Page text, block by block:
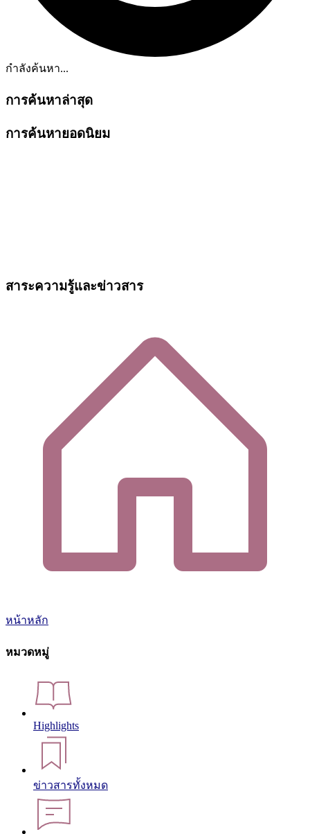
กำลังค้นหา...
การค้นหาล่าสุด
การค้นหายอดนิยม
สาระความรู้และข่าวสาร
หน้าหลัก
หมวดหมู่
Highlights
ข่าวสารทั้งหมด